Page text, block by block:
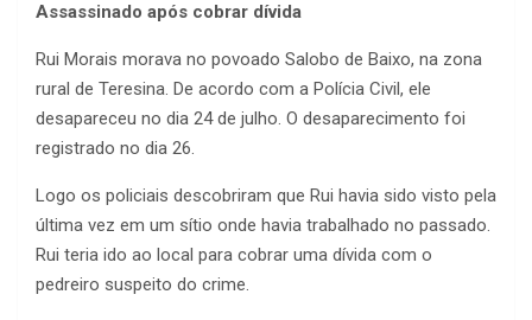
Assassinado após cobrar dívida
Rui Morais morava no povoado Salobo de Baixo, na zona
rural de Teresina. De acordo com a Polícia Civil, ele
desapareceu no dia 24 de julho. O desaparecimento foi
registrado no dia 26.
Logo os policiais descobriram que Rui havia sido visto pela
última vez em um sítio onde havia trabalhado no passado.
Rui teria ido ao local para cobrar uma dívida com o
pedreiro suspeito do crime.